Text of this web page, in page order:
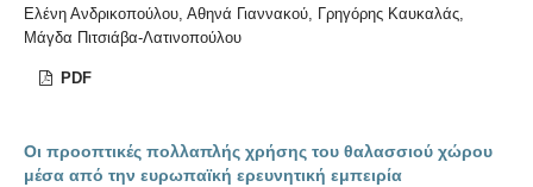
Ελένη Ανδρικοπούλου, Αθηνά Γιαννακού, Γρηγόρης Καυκαλάς,
Μάγδα Πιτσιάβα-Λατινοπούλου
PDF
Οι προοπτικές πολλαπλής χρήσης του θαλασσιού χώρου
μέσα από την ευρωπαϊκή ερευνητική εμπειρία